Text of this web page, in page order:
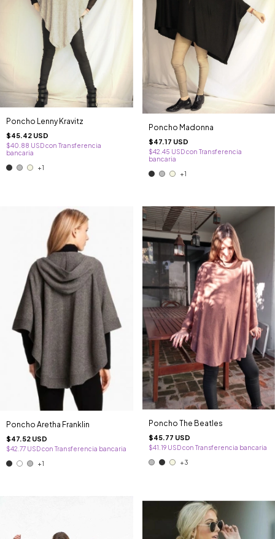
Poncho Lenny Kravitz
$45.42 USD
$40.88 USDcon Transferencia
bancaria
+1
Poncho Madonna
$47.17 USD
$42.45 USDcon Transferencia
bancaria
+1
Poncho Aretha Franklin
$47.52 USD
$42.77 USDcon Transferencia bancaria
+1
Poncho The Beatles
$45.77 USD
$41.19 USDcon Transferencia bancaria
+3